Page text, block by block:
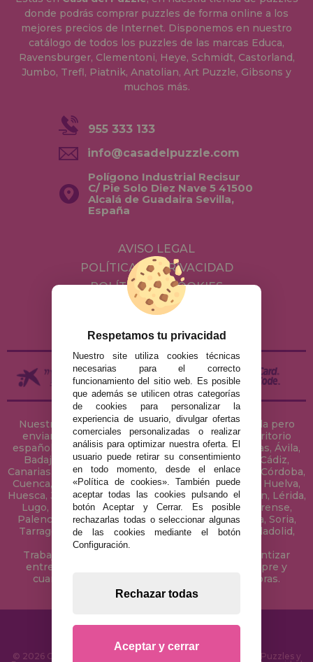
donde podrás comprar puzzles de forma online a los
mejores precios de Internet. Disponemos en nuestro
catálogo de todos los puzzles de las marcas Educa,
Ravensburger, Clementoni, Heye, Schmidt, Castorland,
Jumbo, Trefl, Piatnik, Anatolian, Art Puzzle, Gibsons y
muchos más.
955 333 133
info@casadelpuzzle.com
Polígono Industrial Recisur
C/ Pie Solo Diez Nave 5 41500
Alcalá de Guadaira Sevilla,
España
AVISO LEGAL
POLÍTICA DE PRIVACIDAD
POLÍTICA DE COOKIES
ENVÍOS Y DEVOLUCIONES
Nuestra tienda de puzzles está ubicada en Sevilla pero
enviamos tus puzzles a cualquier ciudad del territorio
español: Álava, Albacete, Alicante, Almería, Asturias, Ávila,
Badajoz, Baleares, Barcelona, Burgos, Cáceres, Cádiz,
Canarias, Cantabria, Castellón, Ceuta, Ciudad Real, Córdoba,
Cuenca, Gerona, Granada, Guadalajara, Guipúzcoa, Huelva,
Huesca, Jaén, La Coruña, La Rioja, Las Palmas, Leon, Lérida,
Lugo, Madrid, Málaga, Melilla, Murcia, Navarra, Orense,
Palencia, Pontevedra, Salamanca, Segovia, Sevilla, Soria,
Tarragona, Tenerife, Teruel, Toledo, Valencia, Valladolid,
Vizcaya, Zamora y Zaragoza.
Trabajamos con Stocks permanentes para garantizar
entregas rápidas en territorio peninsular, siempre y
cuando el pedido se realice antes de las 18 horas.
© 2026 CasaDelPuzzle.com - Tienda Online para comprar Puzzles y
Respetamos tu privacidad
Nuestro site utiliza cookies técnicas
necesarias para el correcto
funcionamiento del sitio web. Es posible
que además se utilicen otras categorías
de cookies para personalizar la
experiencia de usuario, divulgar ofertas
comerciales personalizadas o realizar
análisis para optimizar nuestra oferta. El
usuario puede retirar su consentimiento
en todo momento, desde el enlace
«Política de cookies». También puede
aceptar todas las cookies pulsando el
botón Aceptar y Cerrar. Es posible
rechazarlas todas o seleccionar algunas
de las cookies mediante el botón
Configuración.
Rechazar todas
Aceptar y cerrar